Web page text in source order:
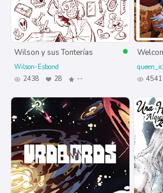
Wilson y sus Tonterías
Wilson-Esbond
2438
28 --
4541